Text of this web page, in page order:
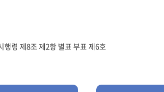
령 제8조 제2항 별표 부표 제6호